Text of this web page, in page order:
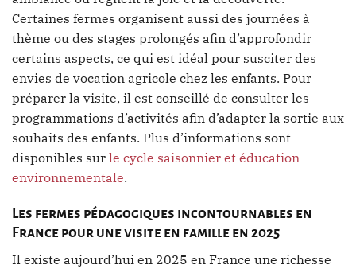
Certaines fermes organisent aussi des journées à
thème ou des stages prolongés afin d’approfondir
certains aspects, ce qui est idéal pour susciter des
envies de vocation agricole chez les enfants. Pour
préparer la visite, il est conseillé de consulter les
programmations d’activités afin d’adapter la sortie aux
souhaits des enfants. Plus d’informations sont
disponibles sur le cycle saisonnier et éducation
environnementale.
Les fermes pédagogiques incontournables en
France pour une visite en famille en 2025
Il existe aujourd’hui en 2025 en France une richesse